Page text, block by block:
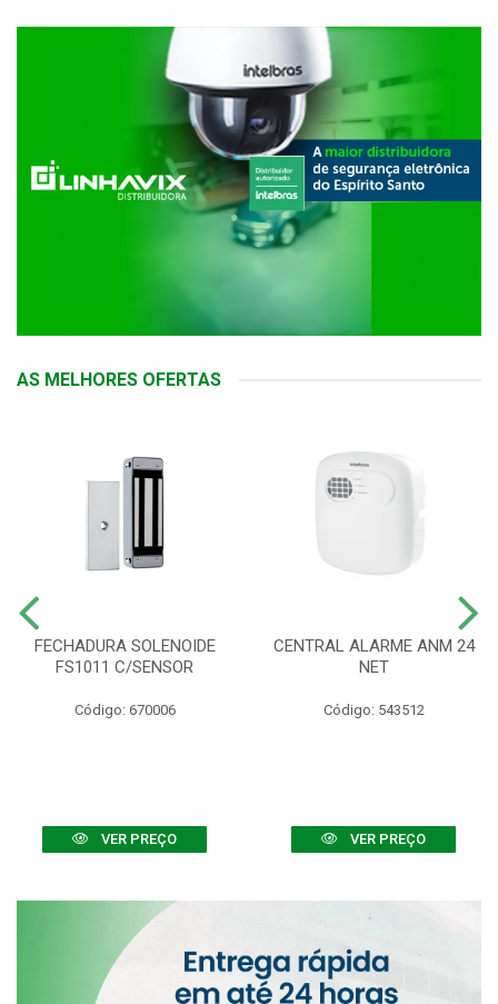
AS MELHORES OFERTAS
FECHADURA SOLENOIDE
FS1011 C/SENSOR
Código: 670006
VER PREÇO
CENTRAL ALARME ANM 24
NET
Código: 543512
VER PREÇO